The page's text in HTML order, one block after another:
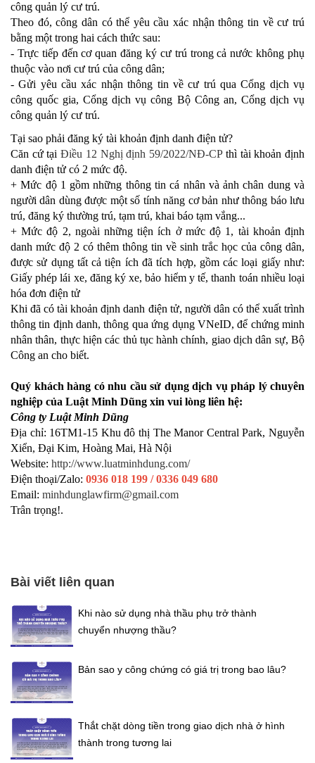
công quản lý cư trú.
Theo đó, công dân có thể yêu cầu xác nhận thông tin về cư trú
bằng một trong hai cách thức sau:
- Trực tiếp đến cơ quan đăng ký cư trú trong cả nước không phụ
thuộc vào nơi cư trú của công dân;
- Gửi yêu cầu xác nhận thông tin về cư trú qua Cổng dịch vụ
công quốc gia, Cổng dịch vụ công Bộ Công an, Cổng dịch vụ
công quản lý cư trú.
Tại sao phải đăng ký tài khoản định danh điện tử?
Căn cứ tạiĐiều 12 Nghị định 59/2022/NĐ-CPthì tài khoản định
danh điện tử có 2 mức độ.
+ Mức độ 1 gồm những thông tin cá nhân và ảnh chân dung và
người dân dùng được một số tính năng cơ bản như thông báo lưu
trú, đăng ký thường trú, tạm trú, khai báo tạm vắng...
+ Mức độ 2, ngoài những tiện ích ở mức độ 1, tài khoản định
danh mức độ 2 có thêm thông tin về sinh trắc học của công dân,
được sử dụng tất cả tiện ích đã tích hợp, gồm các loại giấy như:
Giấy phép lái xe, đăng ký xe, bảo hiểm y tế, thanh toán nhiều loại
hóa đơn điện tử
Khi đã có tài khoản định danh điện tử, người dân có thể xuất trình
thông tin định danh, thông qua ứng dụng VNeID, để chứng minh
nhân thân, thực hiện các thủ tục hành chính, giao dịch dân sự, Bộ
Công an cho biết.
Quý khách hàng có nhu cầu sử dụng dịch vụ pháp lý chuyên
nghiệp của Luật Minh Dũng xin vui lòng liên hệ:
Công ty Luật Minh Dũng
Địa chỉ: 16TM1-15 Khu đô thị The Manor Central Park, Nguyễn
Xiển, Đại Kim, Hoàng Mai, Hà Nội
Website: http://www.luatminhdung.com/
Điện thoại/Zalo: 0936 018 199 / 0336 049 680
Email: minhdunglawfirm@gmail.com
Trân trọng!.
Bài viết liên quan
Khi nào sử dụng nhà thầu phụ trở thành
chuyển nhượng thầu?
Bản sao y công chứng có giá trị trong bao lâu?
Thắt chặt dòng tiền trong giao dịch nhà ở hình
thành trong tương lai